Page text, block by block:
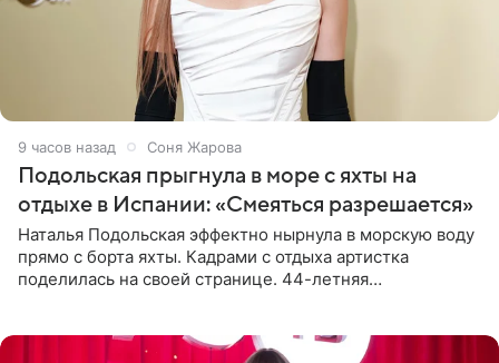
9 часов назад Соня Жарова
Подольская прыгнула в море с яхты на
отдыхе в Испании: «Смеяться разрешается»
Наталья Подольская эффектно нырнула в морскую воду
прямо с борта яхты. Кадрами с отдыха артистка
поделилась на своей странице. 44-летняя